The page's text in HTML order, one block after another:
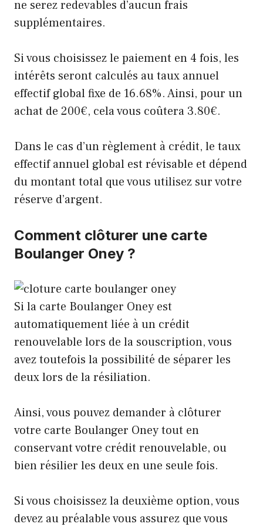
ne serez redevables d’aucun frais
supplémentaires.
Si vous choisissez le paiement en 4 fois, les
intérêts seront calculés au taux annuel
effectif global fixe de 16.68%. Ainsi, pour un
achat de 200€, cela vous coûtera 3.80€.
Dans le cas d’un règlement à crédit, le taux
effectif annuel global est révisable et dépend
du montant total que vous utilisez sur votre
réserve d’argent.
Comment clôturer une carte
Boulanger Oney ?
Si la carte Boulanger Oney est
automatiquement liée à un crédit
renouvelable lors de la souscription, vous
avez toutefois la possibilité de séparer les
deux lors de la résiliation.
Ainsi, vous pouvez demander à clôturer
votre carte Boulanger Oney tout en
conservant votre crédit renouvelable, ou
bien résilier les deux en une seule fois.
Si vous choisissez la deuxième option, vous
devez au préalable vous assurez que vous